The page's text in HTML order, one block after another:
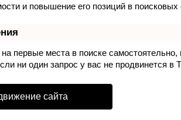
и повышение его позиций в поисковых
первые места в поиске самостоятельно,
ни один запрос у вас не продвинется в
сайта